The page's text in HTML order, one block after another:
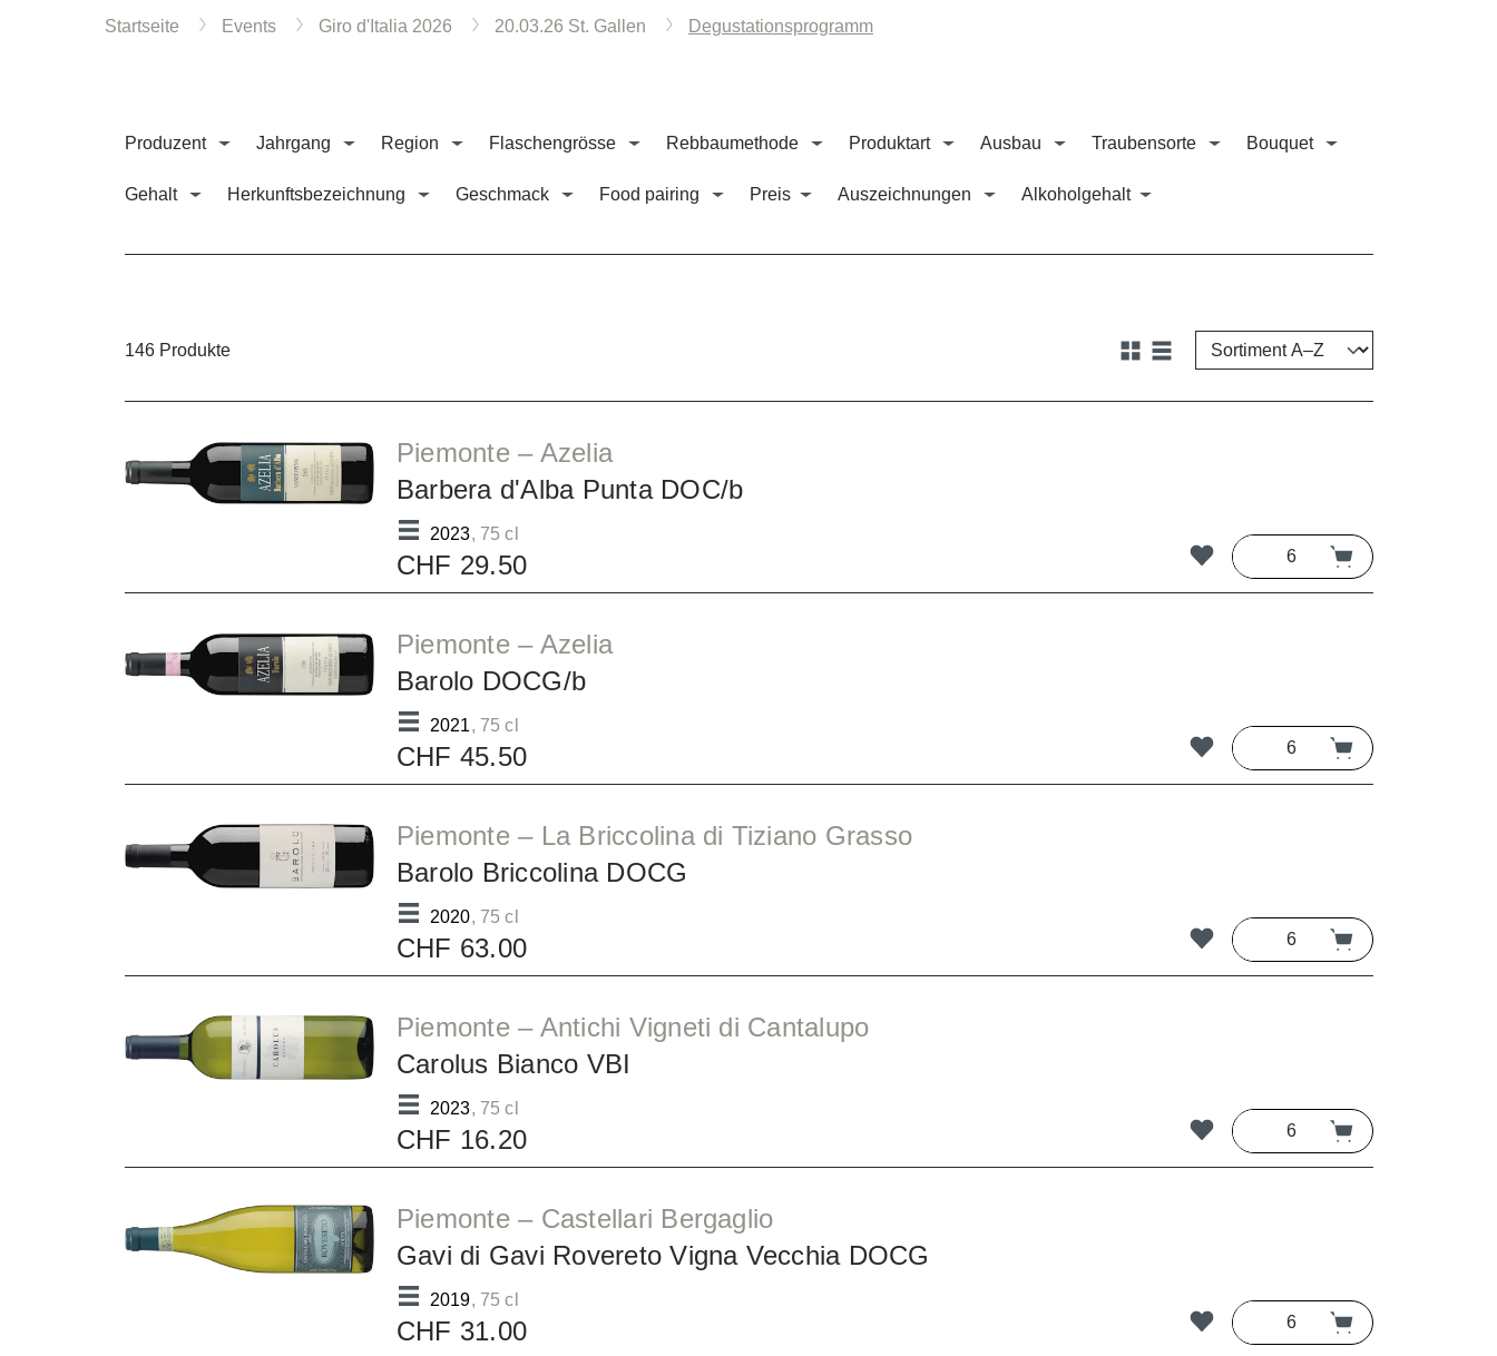
Startseite Events Giro d'Italia 2026 20.03.26 St. Gallen Degustationsprogramm
Produzent Jahrgang Region Flaschengrösse Rebbaumethode Produktart Ausbau Traubensorte Bouquet
Gehalt Herkunftsbezeichnung Geschmack Food pairing Preis Auszeichnungen Alkoholgehalt
146 Produkte
Piemonte – Azelia
Barbera d'Alba Punta DOC/b
2023, 75 cl
CHF 29.50
Piemonte – Azelia
Barolo DOCG/b
2021, 75 cl
CHF 45.50
Piemonte – La Briccolina di Tiziano Grasso
Barolo Briccolina DOCG
2020, 75 cl
CHF 63.00
Piemonte – Antichi Vigneti di Cantalupo
Carolus Bianco VBI
2023, 75 cl
CHF 16.20
Piemonte – Castellari Bergaglio
Gavi di Gavi Rovereto Vigna Vecchia DOCG
2019, 75 cl
CHF 31.00